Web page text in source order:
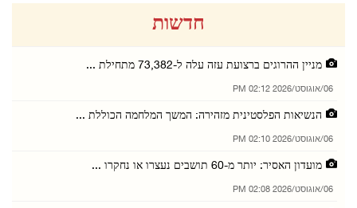
חדשות
מניין ההרוגים ברצועת עזה עלה ל-73,382 מתחילת ...
06/אוגוסט/2026 02:12 PM
הנשיאות הפלסטינית מזהירה: המשך המלחמה הכוללת ...
06/אוגוסט/2026 02:10 PM
מועדון האסיר: יותר מ-60 תושבים נעצרו או נחקרו ...
06/אוגוסט/2026 02:08 PM